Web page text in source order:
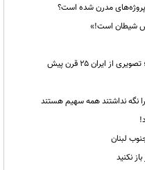
مدرن شده است؟
شیطان است!»
را نگه نداشتند همه سهیم هستند
لبنان
نکنید